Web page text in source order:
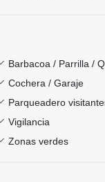
Barbacoa / Parrilla /
Cochera / Garaje
Parqueadero
Vigilancia
Zonas verdes